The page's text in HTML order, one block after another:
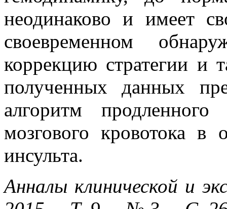
неодинаково и имеет
своевременном
коррекцию стратегии и
полученных данных
алгоритм продленного
мозгового кровотока в
инсульта.
Анналы клинической и